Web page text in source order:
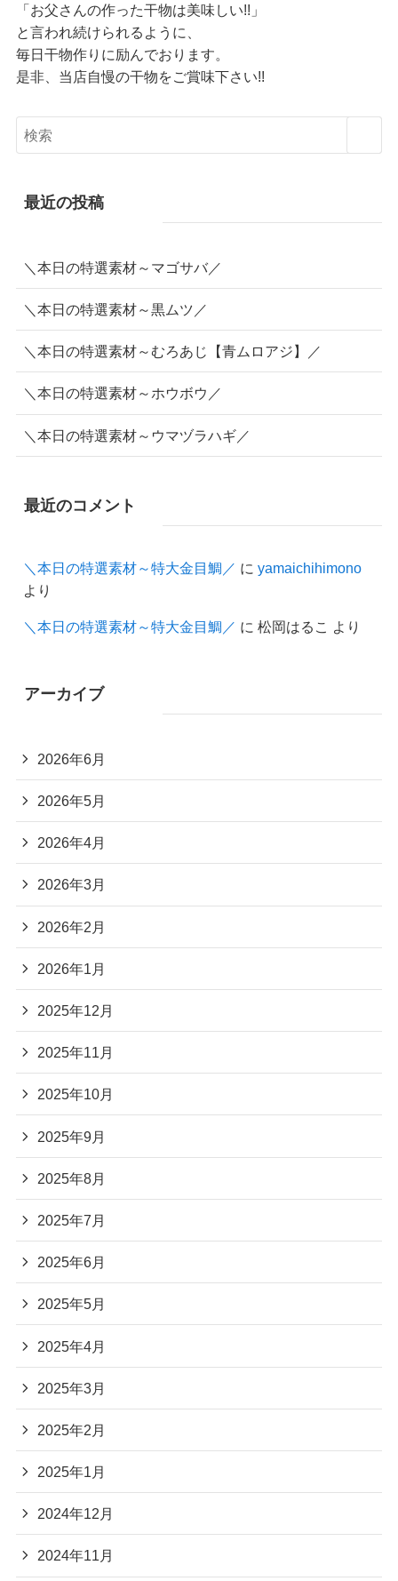
「お父さんの作った干物は美味しい!!」
と言われ続けられるように、
毎日干物作りに励んでおります。
是非、当店自慢の干物をご賞味下さい!!
最近の投稿
＼本日の特選素材～マゴサバ／
＼本日の特選素材～黒ムツ／
＼本日の特選素材～むろあじ【青ムロアジ】／
＼本日の特選素材～ホウボウ／
＼本日の特選素材～ウマヅラハギ／
最近のコメント
＼本日の特選素材～特大金目鯛／ に yamaichihimono
より
＼本日の特選素材～特大金目鯛／ に 松岡はるこ より
アーカイブ
2026年6月
2026年5月
2026年4月
2026年3月
2026年2月
2026年1月
2025年12月
2025年11月
2025年10月
2025年9月
2025年8月
2025年7月
2025年6月
2025年5月
2025年4月
2025年3月
2025年2月
2025年1月
2024年12月
2024年11月